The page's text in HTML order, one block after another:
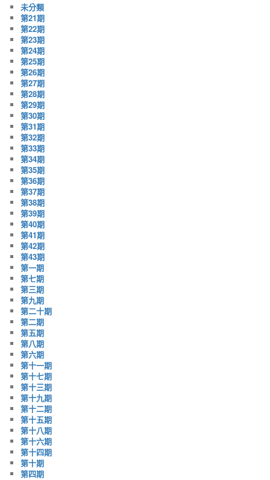
未分類
第21期
第22期
第23期
第24期
第25期
第26期
第27期
第28期
第29期
第30期
第31期
第32期
第33期
第34期
第35期
第36期
第37期
第38期
第39期
第40期
第41期
第42期
第43期
第一期
第七期
第三期
第九期
第二十期
第二期
第五期
第八期
第六期
第十一期
第十七期
第十三期
第十九期
第十二期
第十五期
第十八期
第十六期
第十四期
第十期
第四期